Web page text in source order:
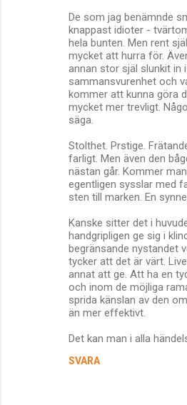
De som jag benämnde
knappast idioter -
hela bunten. Men rent
mycket att hurra för.
annan stor själ slunkit in
sammansvurenhet och
kommer att kunna göra
mycket mer trevligt.
säga.
Stolthet. Prstige.
farligt. Men även den
nästan går. Kommer
egentligen sysslar med
sten till marken. En
Kanske sitter det i
handgripligen ge sig i
begränsande nystandet
tycker att det är värt.
annat att ge. Att ha en
och inom de möjliga
sprida känslan av den
än mer effektivt.
Det kan man i alla
SVARA